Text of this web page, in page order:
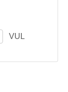
VUL